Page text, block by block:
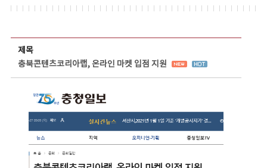
제목
충북콘텐츠코리아랩, 온라인 마켓 입점 지원